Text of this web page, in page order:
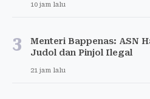
10 jam lalu
3
Menteri Bappenas: ASN
Judol dan Pinjol Ilegal
21 jam lalu